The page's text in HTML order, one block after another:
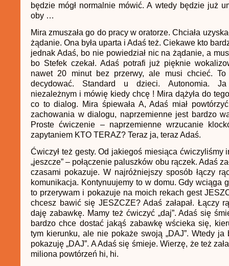
będzie mógł normalnie mówić. A wtedy będzie już
oby …
Mira zmuszała go do pracy w oratorze. Chciała
żądanie. Ona była uparta i Adaś też. Ciekawe kto
jednak Adaś, bo nie powiedział nic na żądanie, a
bo Stefek czekał. Adaś potrafi już pięknie
nawet 20 minut bez przerwy, ale musi chcieć.
decydować. Standard u dzieci. Autonomia.
niezależnym i mówię kiedy chcę ! Mira dążyła do
co to dialog. Mira śpiewała A, Adaś miał
zachowania w dialogu, naprzemienne jest bardzo
Proste ćwiczenie – naprzemienne wrzucanie
zapytaniem KTO TERAZ? Teraz ja, teraz Adaś.
Ćwiczył też gesty. Od jakiegoś miesiąca ćwiczyliśmy
„jeszcze” – połączenie paluszków obu rączek. Adaś
czasami pokazuje. W najróżniejszy sposób łączy
komunikacja. Kontynuujemy to w domu. Gdy wciąga
to przerywam i pokazuje na moich rekach gest
chcesz bawić się JESZCZE? Adaś załapał. Łączy
daję zabawkę. Mamy też ćwiczyć „daj”. Adaś się
bardzo chce dostać jakąś zabawkę wścieka się,
tym kierunku, ale nie pokaże swoją „DAJ”. Wtedy
pokazuję „DAJ”. A Adaś się śmieje. Wierzę, że też
miliona powtórzeń hi, hi.